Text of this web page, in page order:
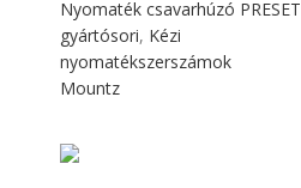
Nyomaték csavarhúzó PRESET
gyártósori, Kézi
nyomatékszerszámok
Mountz